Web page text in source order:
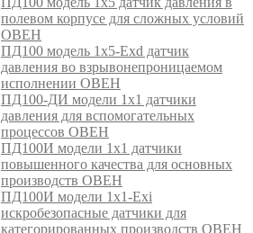
полевом корпусе для сложных условий
ОВЕН
ПД100 модель 1х5-Exd датчик
давления во взрывонепроницаемом
исполнении ОВЕН
ПД100-ДИ модели 1х1 датчики
давления для вспомогательных
процессов ОВЕН
ПД100И модели 1х1 датчики
повышенного качества для основных
производств ОВЕН
ПД100И модели 1х1-Exi
искробезопасные датчики для
категорированных производств ОВЕН